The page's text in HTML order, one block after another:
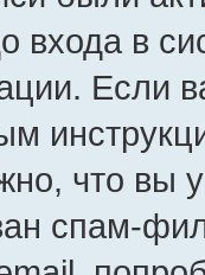
входа в
что вы
спам-